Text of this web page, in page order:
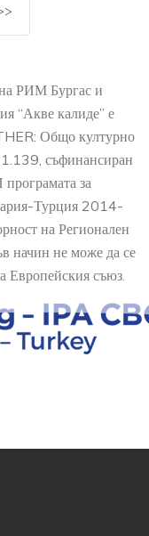
РИМ Бургас и
“Акве калиде” е
Общо културно
съфинансиран
за
Турция 2014-
на Регионален
начин не може да се
Европейския съюз.